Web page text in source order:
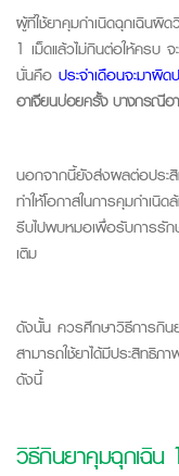
ผู้ที่ใช้ยาคุมกำเนิดฉุกเฉินผิ
1 เม็ดแล้วไม่กินต่อให้ครบ
นั่นคือ ประจำเดือนจะมาผิ
อาเจียนบ่อยครั้ง บางกรณีอ
นอกจากนี้ยังส่งผลต่อประ
ทำให้โอกาสในการคุมกำเ
รีบไปพบหมอเพื่อรับการรัก
เติม
ดังนั้น ควรศึกษาวิธีการกิน
สามารถใช้ยาได้มีประสิทธิภ
ดังนี้
วิธีกินยาคุมฉุกเฉิน